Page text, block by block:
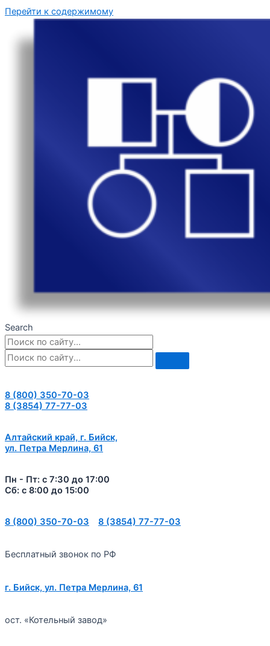
Перейти к содержимому
Search
8 (800) 350-70-03
8 (3854) 77-77-03
Алтайский край, г. Бийск,
ул. Петра Мерлина, 61
Пн - Пт: с 7:30 до 17:00
Сб: с 8:00 до 15:00
8 (800) 350-70-03 8 (3854) 77-77-03
Бесплатный звонок по РФ
г. Бийск, ул. Петра Мерлина, 61
ост. «Котельный завод»